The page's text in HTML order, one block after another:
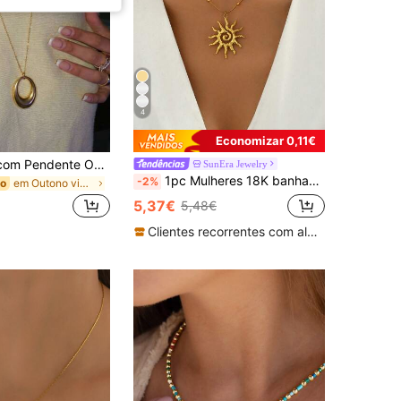
1 peça Colar com Pendente Oval Geométrico em Aço Inoxidável Revestido a Ouro 18K, Colar Minimalista Vintage de Luxo, Adequado para Uso Diário
em Outono vintage Colares Femininos
4
Economizar 0,11€
SunEra Jewelry
-2% 1pc Mulheres 18K banhado a ouro aço inoxidável redemoinho sol pingente colar
5,37€ 5,48€
Clientes recorrentes com alta taxa de retorno